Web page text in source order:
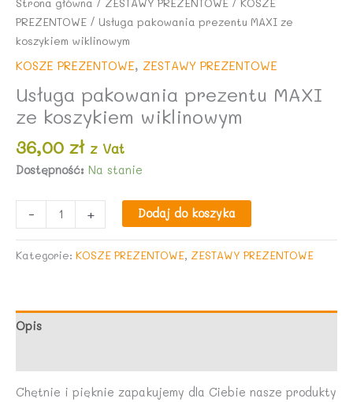
Strona główna / ZESTAWY PREZENTOWE / KOSZE
PREZENTOWE / Usługa pakowania prezentu MAXI ze
koszykiem wiklinowym
KOSZE PREZENTOWE, ZESTAWY PREZENTOWE
Usługa pakowania prezentu MAXI
ze koszykiem wiklinowym
36,00 zł z Vat
Dostępność: Na stanie
-
Usługa
prezentu
koszykiem
+ Dodaj do koszyka
Kategorie: KOSZE PREZENTOWE, ZESTAWY PREZENTOWE
Opis
Chętnie i pięknie zapakujemy dla Ciebie nasze produkty